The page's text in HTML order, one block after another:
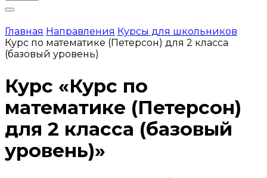
Главная Направления Курсы для школьников
Курс по математике (Петерсон) для 2 класса
(базовый уровень)
Курс «Курс по
математике (Петерсон)
для 2 класса (базовый
уровень)»